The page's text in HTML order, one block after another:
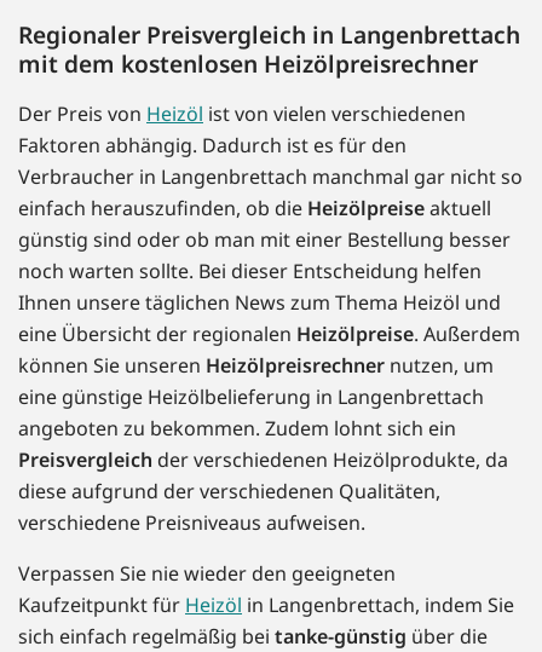
Regionaler Preisvergleich in Langenbrettach
mit dem kostenlosen Heizölpreisrechner
Der Preis von Heizöl ist von vielen verschiedenen
Faktoren abhängig. Dadurch ist es für den
Verbraucher in Langenbrettach manchmal gar nicht so
einfach herauszufinden, ob die Heizölpreiseaktuell
günstig sind oder ob man mit einer Bestellung besser
noch warten sollte. Bei dieser Entscheidung helfen
Ihnen unsere täglichen News zum Thema Heizöl und
eine Übersicht der regionalen Heizölpreise. Außerdem
können Sie unseren Heizölpreisrechner nutzen, um
eine günstige Heizölbelieferung in Langenbrettach
angeboten zu bekommen. Zudem lohnt sich ein
Preisvergleich der verschiedenen Heizölprodukte, da
diese aufgrund der verschiedenen Qualitäten,
verschiedene Preisniveaus aufweisen.
Verpassen Sie nie wieder den geeigneten
Kaufzeitpunkt für Heizöl in Langenbrettach, indem Sie
sich einfach regelmäßig bei tanke-günstig über die